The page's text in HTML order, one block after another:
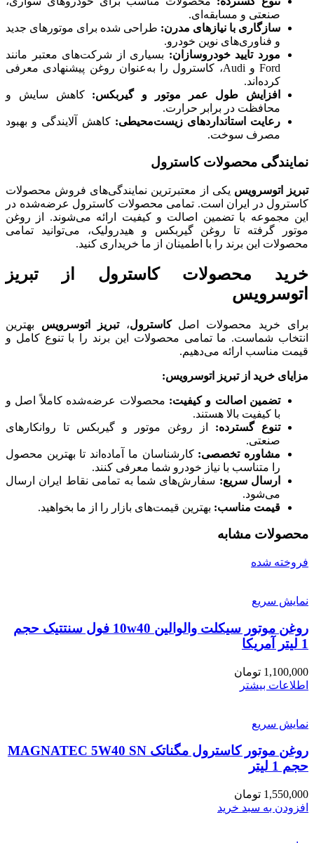
صنعتی و مسابقه‌ای.
سازگاری با نیازهای مدرن: طراحی شده برای موتورهای جدید
و فناوری‌های نوین خودرو.
مورد تایید خودروسازان: بسیاری از شرکت‌های معتبر مانند
Ford و Audi، کاسترول را به‌عنوان روغن پیشنهادی معرفی
کرده‌اند.
افزایش طول عمر موتور و گیربکس: کاهش سایش و
محافظت در برابر حرارت.
رعایت استانداردهای زیست‌محیطی: کاهش آلایندگی و بهبود
مصرف سوخت.
نمایندگی محصولات کاسترول
تبریز اتوسرویس یکی از معتبرترین نمایندگی‌های فروش محصولات
کاسترول در ایران است. تمامی محصولات کاسترول عرضه‌شده در
این مجموعه با تضمین اصالت و کیفیت ارائه می‌شوند. از روغن
موتور گرفته تا روغن گیربکس و هیدرولیک، می‌توانید تمامی
محصولات این برند را با اطمینان از ما خریداری کنید.
خرید محصولات کاسترول از تبریز
اتوسرویس
برای خرید محصولات اصلکاسترول،تبریز اتوسرویس بهترین
انتخاب شماست. ما تمامی محصولات این برند را با تنوع کامل و
قیمت مناسب ارائه می‌دهیم.
مزایای خرید از تبریز اتوسرویس:
تضمین اصالت و کیفیت: محصولات عرضه‌شده کاملاً اصل و
با کیفیت بالا هستند.
تنوع گسترده: از روغن موتور و گیربکس تا روانکارهای
صنعتی.
مشاوره تخصصی: کارشناسان ما آماده‌اند تا بهترین محصول
را متناسب با نیاز خودرو شما معرفی کنند.
ارسال سریع: سفارش‌های شما به تمامی نقاط ایران ارسال
می‌شود.
قیمت مناسب: بهترین قیمت‌های بازار را از ما بخواهید.
محصولات مشابه
فروخته شده
نمایش سریع
روغن موتور سیکلت والوالین 10w40 فول سنتتیک حجم
1 لیتر آمریکا
1,100,000 تومان
اطلاعات بیشتر
نمایش سریع
روغن موتور کاسترول مگناتک MAGNATEC 5W40 SN
حجم 1 لیتر
1,550,000 تومان
افزودن به سبد خرید